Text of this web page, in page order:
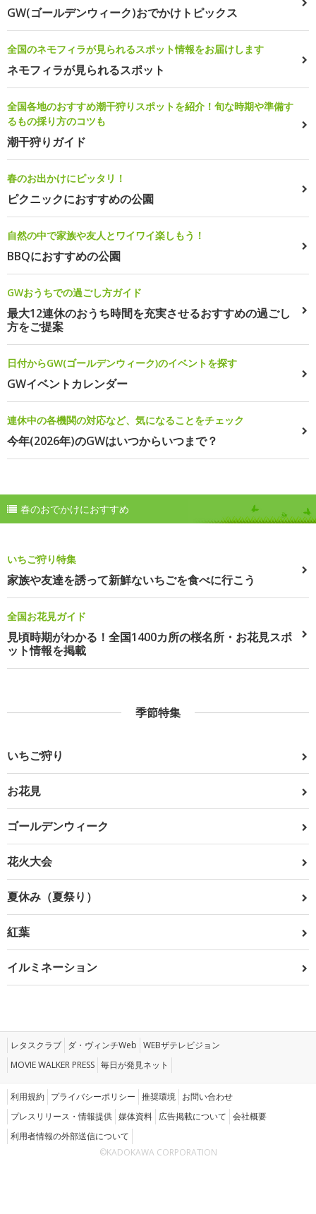
GW(ゴールデンウィーク)おでかけトピックス
全国のネモフィラが見られるスポット情報をお届けします
ネモフィラが見られるスポット
全国各地のおすすめ潮干狩りスポットを紹介！旬な時期や準備す
るもの採り方のコツも
潮干狩りガイド
春のお出かけにピッタリ！
ピクニックにおすすめの公園
自然の中で家族や友人とワイワイ楽しもう！
BBQにおすすめの公園
GWおうちでの過ごし方ガイド
最大12連休のおうち時間を充実させるおすすめの過ごし
方をご提案
日付からGW(ゴールデンウィーク)のイベントを探す
GWイベントカレンダー
連休中の各機関の対応など、気になることをチェック
今年(2026年)のGWはいつからいつまで？
春のおでかけにおすすめ
いちご狩り特集
家族や友達を誘って新鮮ないちごを食べに行こう
全国お花見ガイド
見頃時期がわかる！全国1400カ所の桜名所・お花見スポ
ット情報を掲載
季節特集
いちご狩り
お花見
ゴールデンウィーク
花火大会
夏休み（夏祭り）
紅葉
イルミネーション
レタスクラブ ダ・ヴィンチWeb WEBザテレビジョン
MOVIE WALKER PRESS 毎日が発見ネット
利用規約 プライバシーポリシー 推奨環境 お問い合わせ
プレスリリース・情報提供 媒体資料 広告掲載について 会社概要
利用者情報の外部送信について
©KADOKAWA CORPORATION